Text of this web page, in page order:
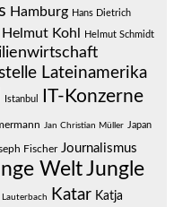
Hamburg Hans Dietrich
Helmut Kohl Helmut Schmidt
Lateinamerika
Istanbul IT-Konzerne
Jan Christian Müller Japan
Fischer Journalismus
WeltJungle
Lauterbach Katar Katja